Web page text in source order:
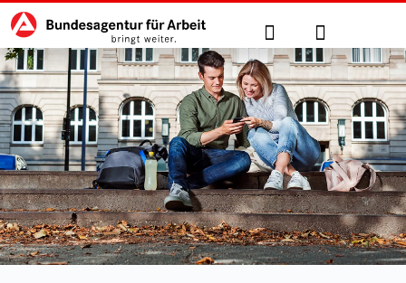
zu den Hauptinhalten springen
Hauptnavigation Suche Anmelden